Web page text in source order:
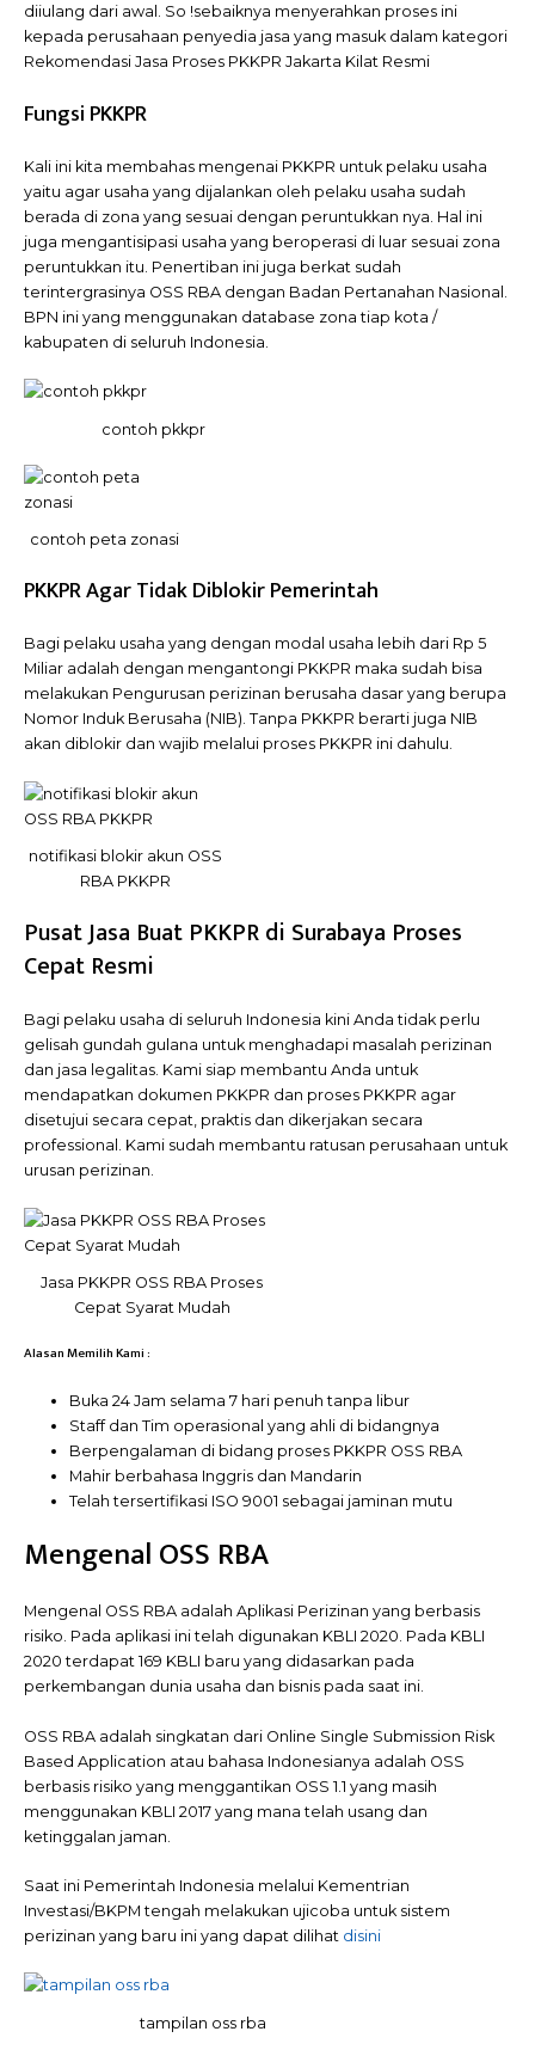
diiulang dari awal. So !sebaiknya menyerahkan proses ini
kepada perusahaan penyedia jasa yang masuk dalam kategori
Rekomendasi Jasa Proses PKKPR Jakarta Kilat Resmi
Fungsi PKKPR
Kali ini kita membahas mengenai PKKPR untuk pelaku usaha
yaitu agar usaha yang dijalankan oleh pelaku usaha sudah
berada di zona yang sesuai dengan peruntukkan nya. Hal ini
juga mengantisipasi usaha yang beroperasi di luar sesuai zona
peruntukkan itu. Penertiban ini juga berkat sudah
terintergrasinya OSS RBA dengan Badan Pertanahan Nasional.
BPN ini yang menggunakan database zona tiap kota /
kabupaten di seluruh Indonesia.
contoh pkkpr
contoh peta zonasi
PKKPR Agar Tidak Diblokir Pemerintah
Bagi pelaku usaha yang dengan modal usaha lebih dari Rp 5
Miliar adalah dengan mengantongi PKKPR maka sudah bisa
melakukan Pengurusan perizinan berusaha dasar yang berupa
Nomor Induk Berusaha (NIB). Tanpa PKKPR berarti juga NIB
akan diblokir dan wajib melalui proses PKKPR ini dahulu.
notifikasi blokir akun OSS
RBA PKKPR
Pusat Jasa Buat PKKPR di Surabaya Proses
Cepat Resmi
Bagi pelaku usaha di seluruh Indonesia kini Anda tidak perlu
gelisah gundah gulana untuk menghadapi masalah perizinan
dan jasa legalitas. Kami siap membantu Anda untuk
mendapatkan dokumen PKKPR dan proses PKKPR agar
disetujui secara cepat, praktis dan dikerjakan secara
professional. Kami sudah membantu ratusan perusahaan untuk
urusan perizinan.
Jasa PKKPR OSS RBA Proses
Cepat Syarat Mudah
Alasan Memilih Kami :
Buka 24 Jam selama 7 hari penuh tanpa libur
Staff dan Tim operasional yang ahli di bidangnya
Berpengalaman di bidang proses PKKPR OSS RBA
Mahir berbahasa Inggris dan Mandarin
Telah tersertifikasi ISO 9001 sebagai jaminan mutu
Mengenal OSS RBA
Mengenal OSS RBA adalah Aplikasi Perizinan yang berbasis
risiko. Pada aplikasi ini telah digunakan KBLI 2020. Pada KBLI
2020 terdapat 169 KBLI baru yang didasarkan pada
perkembangan dunia usaha dan bisnis pada saat ini.
OSS RBA adalah singkatan dari Online Single Submission Risk
Based Application atau bahasa Indonesianya adalah OSS
berbasis risiko yang menggantikan OSS 1.1 yang masih
menggunakan KBLI 2017 yang mana telah usang dan
ketinggalan jaman.
Saat ini Pemerintah Indonesia melalui Kementrian
Investasi/BKPM tengah melakukan ujicoba untuk sistem
perizinan yang baru ini yang dapat dilihat disini
tampilan oss rba